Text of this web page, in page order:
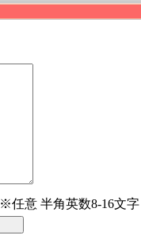
※任意 半角英数8-16文字